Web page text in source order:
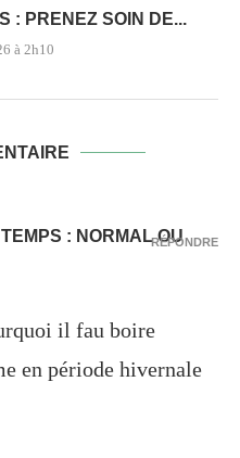
: PRENEZ SOIN DE...
à 2h10
: NORMAL OU
il fau boire
en période hivernale
RÉPONDRE